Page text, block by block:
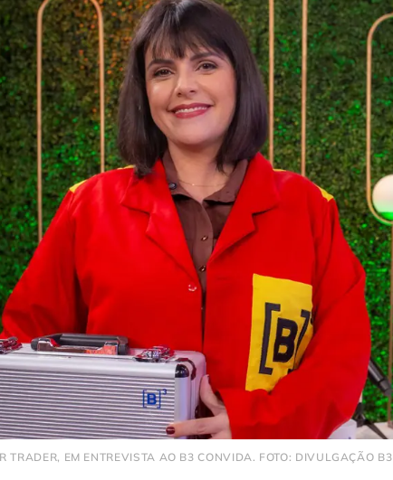
TRADER, EM ENTREVISTA AO B3 CONVIDA. FOTO: DIVULGAÇÃO B3